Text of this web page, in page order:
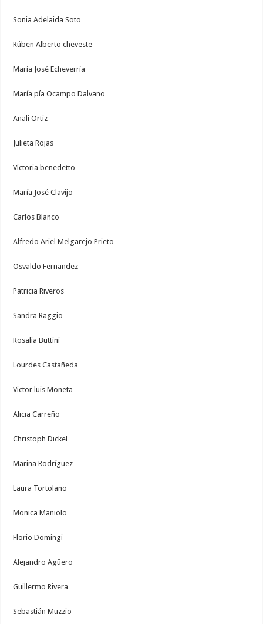
Sonia Adelaida Soto
Rúben Alberto cheveste
María José Echeverría
María pía Ocampo Dalvano
Anali Ortiz
Julieta Rojas
Victoria benedetto
María José Clavijo
Carlos Blanco
Alfredo Ariel Melgarejo Prieto
Osvaldo Fernandez
Patricia Riveros
Sandra Raggio
Rosalia Buttini
Lourdes Castañeda
Victor luis Moneta
Alicia Carreño
Christoph Dickel
Marina Rodríguez
Laura Tortolano
Monica Maniolo
Florio Domingi
Alejandro Agüero
Guillermo Rivera
Sebastián Muzzio